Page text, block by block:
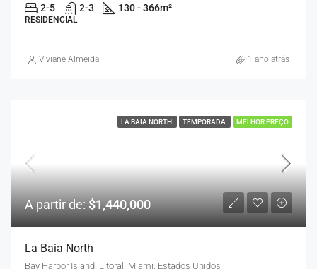
2-5 2-3 130 - 366m²
RESIDENCIAL
Viviane Almeida 1 ano atrás
LA BAIA NORTH TEMPORADA MELHOR PREÇO
A partir de:$1,440,000
La Baia North
Bay Harbor Island, Litoral, Miami, Estados Unidos